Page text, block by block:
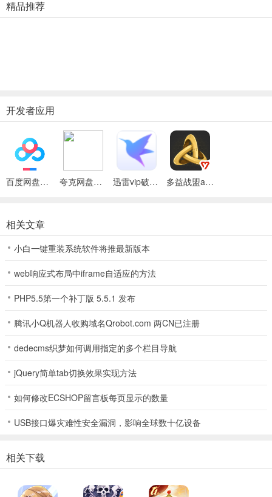
十四主角，个性十足，高质量建模搭配全新的染色方案，更加靓丽。
十一门派、长安城地图清新美丽，精美坐骑设计威武霸气，超萌宠物
乐等各种小游戏，趣味十足。
神武4苹果版宠物打造攻略（85级篇）
85级又能拥有了更为帅气以及更有意思的特殊技能宠物，相信不少人
都想去弄一只玩玩，下面给大家介绍下85级所能携带的宠物以及打造
方法吧。
特殊技能：
拥有85级最高攻击资质的47还有高伤害的特殊技能舍身，以及本来就
较高的勄资，所以打法就比较固定，目前47的打造方法如下，剑气流
就不介绍了。
勄功：高必杀、高吸血、高勇敢、高保命、舍身、高敏捷、审判【上
述技能只要宠物+护符能凑足即可，没有高级可以用低级下位替代】追
耗，但是一旦血量低于30%没法用舍身伤害就会少了很多。
血耐舍：高强壮、高强力、高勇敢、高神佑、舍身、高吸血、审判
代】由于舍身的技能限制为30%血以上才可以使用，而且47的体力资
质相当不错，所以可以做血耐舍身，保证输出的同时还有较硬的身
精品推荐
开发者应用
百度网盘绿色免安装Pc电脑版 夸克网盘官方正式版 迅雷vip破解版永久会员2024版 多益战盟app
相关文章
小白一键重装系统软件将推最新版本
web响应式布局中iframe自适应的方法
PHP5.5第一个补丁版 5.5.1 发布
腾讯小Q机器人收购域名Qrobot.com 两CN已注册
dedecms织梦如何调用指定的多个栏目导航
jQuery简单tab切换效果实现方法
如何修改ECSHOP留言板每页显示的数量
USB接口爆灾难性安全漏洞，影响全球数十亿设备
相关下载